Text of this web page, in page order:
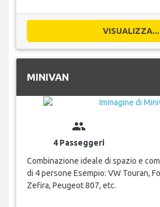
VISUALIZZA...
MINIVAN
group
4 Passeggeri
Combinazione ideale di spazio e
di 4 persone Esempio: VW Touran,
Zefira, Peugeot 807, etc.